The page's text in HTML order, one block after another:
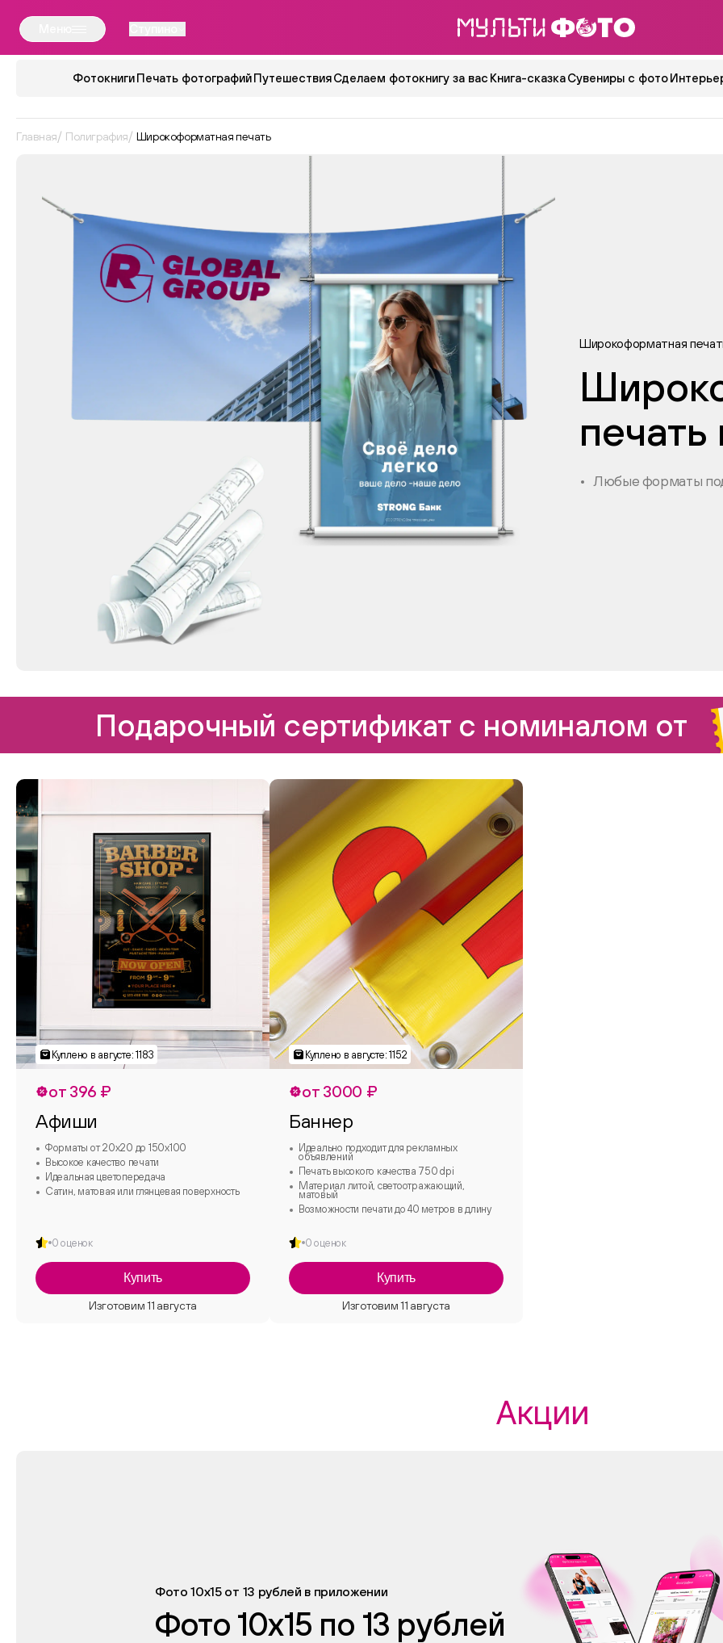
Фотокниги Печать фотографий Путешествия Сделаем фотокнигу за вас Книга-сказка Сувениры с фото
Главная Полиграфия Широкоформатная печать
Широкоформатная
Любые форматы
Подарочный сертификат с номиналом от
от 396 ₽
Афиши
Форматы от 20х20 до 150х100
Высокое качество печати
Идеальная цветопередача
Сатин, матовая или глянцевая поверхность
0 оценок
Купить
от 3000 ₽
Баннер
Идеально подходит для рекламных
объявлений
Печать высокого качества 750 dpi
Материал литой, светоотражающий,
матовый
Возможности печати до 40 метров в длину
0 оценок
Купить
Акции
Фото 10х15 от 13 рублей в приложении
Фото 10х15 по 13 рублей